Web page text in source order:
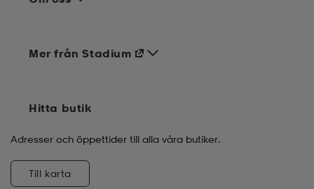
Mer från Stadium
Hitta butik
Adresser och öppettider till alla våra butiker.
Till karta